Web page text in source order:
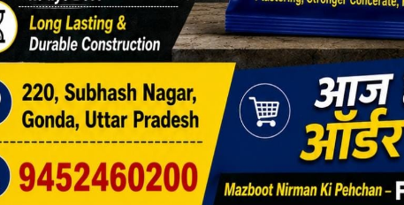
अपराध • उत्तर प्रदेश • धर्म
विश्वनाथ मंदिर पर...
बिहार • स्वास्थ्य
मादक पदार्थों के...